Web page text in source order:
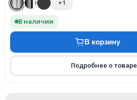
+1
В наличии
В корзину
Подробнее о товаре